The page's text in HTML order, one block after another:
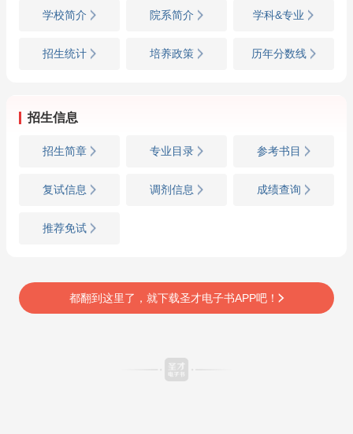
学校简介 院系简介 学科&专业
招生统计 培养政策 历年分数线
招生信息
招生简章 专业目录 参考书目
复试信息 调剂信息 成绩查询
推荐免试
都翻到这里了，就下载圣才电子书APP吧！